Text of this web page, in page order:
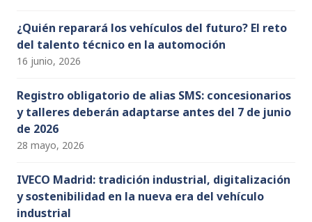
¿Quién reparará los vehículos del futuro? El reto
del talento técnico en la automoción
16 junio, 2026
Registro obligatorio de alias SMS: concesionarios
y talleres deberán adaptarse antes del 7 de junio
de 2026
28 mayo, 2026
IVECO Madrid: tradición industrial, digitalización
y sostenibilidad en la nueva era del vehículo
industrial